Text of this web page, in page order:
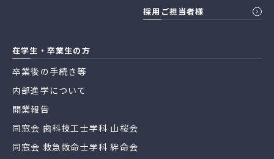
採用ご担当者様
在学生・卒業生の方
卒業後の手続き等
内部進学について
開業報告
同窓会 歯科技工士学科 山桜会
同窓会 救急救命士学科 絆命会